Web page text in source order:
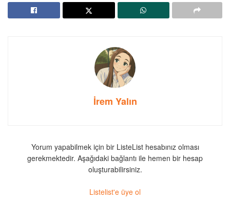
İrem Yalın
Yorum yapabilmek için bir ListeList hesabınız olması
gerekmektedir. Aşağıdaki bağlantı ile hemen bir hesap
oluşturabilirsiniz.
Listelist'e üye ol